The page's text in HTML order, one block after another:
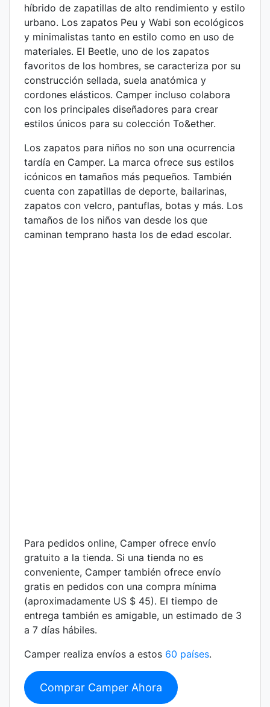
híbrido de zapatillas de alto rendimiento y estilo
urbano. Los zapatos Peu y Wabi son ecológicos
y minimalistas tanto en estilo como en uso de
materiales. El Beetle, uno de los zapatos
favoritos de los hombres, se caracteriza por su
construcción sellada, suela anatómica y
cordones elásticos. Camper incluso colabora
con los principales diseñadores para crear
estilos únicos para su colección To&ether.
Los zapatos para niños no son una ocurrencia
tardía en Camper. La marca ofrece sus estilos
icónicos en tamaños más pequeños. También
cuenta con zapatillas de deporte, bailarinas,
zapatos con velcro, pantuflas, botas y más. Los
tamaños de los niños van desde los que
caminan temprano hasta los de edad escolar.
Para pedidos online, Camper ofrece envío
gratuito a la tienda. Si una tienda no es
conveniente, Camper también ofrece envío
gratis en pedidos con una compra mínima
(aproximadamente US $ 45). El tiempo de
entrega también es amigable, un estimado de 3
a 7 días hábiles.
Camper realiza envíos a estos 60 países.
Comprar Camper Ahora